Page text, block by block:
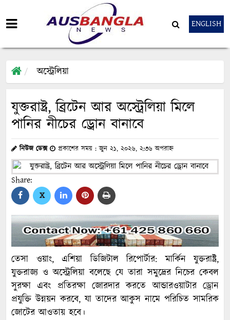
ENGLISH
অস্ট্রেলিয়া
যুক্তরাষ্ট্র, ব্রিটেন আর অস্ট্রেলিয়া মিলে
পানির নীচের ড্রোন বানাবে
নিউজ ডেক্স প্রকাশের সময় : জুন ২১, ২০২৬, ২:৩৬ অপরাহ্ন
Share:
X
তেসা ওয়াং, এশিয়া ডিজিটাল রিপোর্টার: মার্কিন যুক্তরাষ্ট্র,
যুক্তরাজ্য ও অস্ট্রেলিয়া বলেছে যে তারা সমুদ্রের নিচের কেবল
সুরক্ষা এবং প্রতিরক্ষা জোরদার করতে আন্ডারওয়াটার ড্রোন
প্রযুক্তি উন্নয়ন করবে, যা তাদের আকুস নামে পরিচিত সামরিক
জোটের আওতায় হবে।